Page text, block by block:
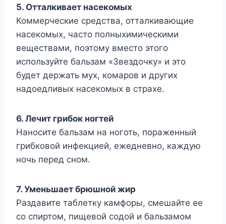
5. Отталкивает насекомых
Коммерческие средства, отталкивающие
насекомых, часто полныхимическими
веществами, поэтому вместо этого
используйте бальзам «Звездочку» и это
будет держать мух, комаров и других
надоедливых насекомых в страхе.
6. Лечит грибок ногтей
Наносите бальзам на ноготь, пораженный
грибковой инфекцией, ежедневно, каждую
ночь перед сном.
7. Уменьшает брюшной жир
Раздавите таблетку камфоры, смешайте ее
со спиртом, пищевой содой и бальзамом